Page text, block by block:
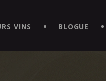
VINS BLOGUE